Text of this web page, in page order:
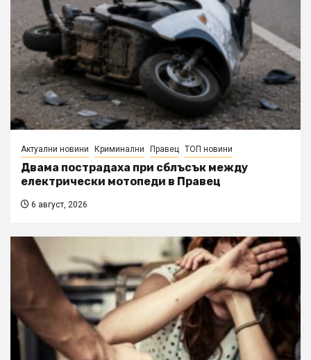
Актуални новини Криминални Правец ТОП новини
Двама пострадаха при сблъсък между
електрически мотопеди в Правец
6 август, 2026